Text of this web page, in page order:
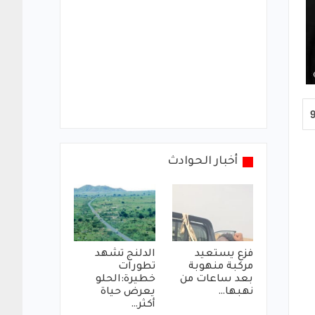
أخبار الحوادث
فزع يستعيد
مركبة منهوبة
بعد ساعات من
نهبها…
الدلنج تشهد
تطورات
خطيرة:الحلو
يعرض حياة
أكثر…